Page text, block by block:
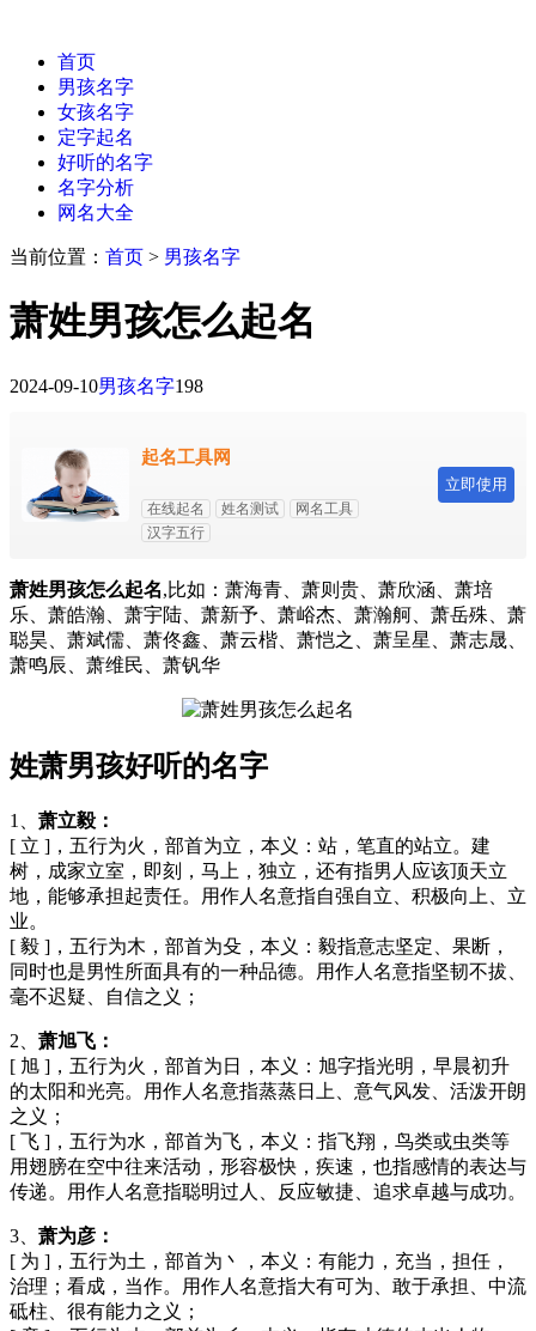
首页
男孩名字
女孩名字
定字起名
好听的名字
名字分析
网名大全
当前位置： 首页 > 男孩名字
萧姓男孩怎么起名
2024-09-10男孩名字198
起名工具网
在线起名 姓名测试
网名工具
汉字五行
立即使用
萧姓男孩怎么起名,比如：萧海青、萧则贵、萧欣涵、萧培
乐、萧皓瀚、萧宇陆、萧新予、萧峪杰、萧瀚舸、萧岳殊、萧
聪昊、萧斌儒、萧佟鑫、萧云楷、萧恺之、萧呈星、萧志晟、
萧鸣辰、萧维民、萧钒华
姓萧男孩好听的名字
1、 萧立毅：
[ 立 ]，五行为火，部首为立，本义：站，笔直的站立。建
树，成家立室，即刻，马上，独立，还有指男人应该顶天立
地，能够承担起责任。用作人名意指自强自立、积极向上、立
业。
[ 毅 ]，五行为木，部首为殳，本义：毅指意志坚定、果断，
同时也是男性所面具有的一种品德。用作人名意指坚韧不拔、
毫不迟疑、自信之义；
2、 萧旭飞：
[ 旭 ]，五行为火，部首为日，本义：旭字指光明，早晨初升
的太阳和光亮。用作人名意指蒸蒸日上、意气风发、活泼开朗
之义；
[ 飞 ]，五行为水，部首为飞，本义：指飞翔，鸟类或虫类等
用翅膀在空中往来活动，形容极快，疾速，也指感情的表达与
传递。用作人名意指聪明过人、反应敏捷、追求卓越与成功。
3、 萧为彦：
[ 为 ]，五行为土，部首为丶，本义：有能力，充当，担任，
治理；看成，当作。用作人名意指大有可为、敢于承担、中流
砥柱、很有能力之义；